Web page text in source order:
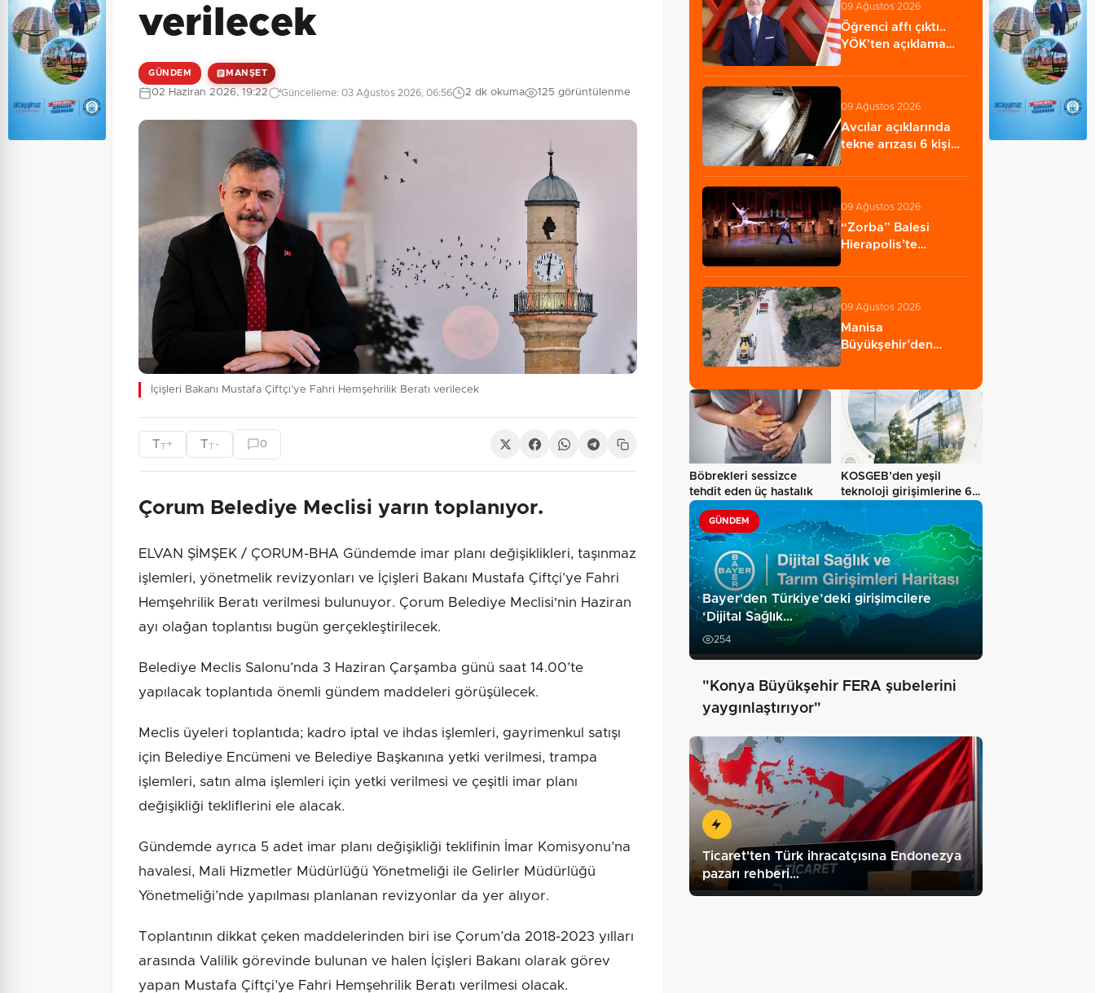
verilecek
GÜNDEM MANŞET
02 Haziran 2026, 19:22 Güncelleme: 03 Ağustos 2026, 06:56 2 dk okuma 125 görüntülenme
İçişleri Bakanı Mustafa Çiftçi’ye Fahri Hemşehrilik Beratı verilecek
TT+ TT - 0
Çorum Belediye Meclisi yarın toplanıyor.
ELVAN ŞİMŞEK / ÇORUM-BHA Gündemde imar planı değişiklikleri, taşınmaz
işlemleri, yönetmelik revizyonları ve İçişleri Bakanı Mustafa Çiftçi’ye Fahri
Hemşehrilik Beratı verilmesi bulunuyor. Çorum Belediye Meclisi'nin Haziran
ayı olağan toplantısı bugün gerçekleştirilecek.
Belediye Meclis Salonu’nda 3 Haziran Çarşamba günü saat 14.00’te
yapılacak toplantıda önemli gündem maddeleri görüşülecek.
Meclis üyeleri toplantıda; kadro iptal ve ihdas işlemleri, gayrimenkul satışı
için Belediye Encümeni ve Belediye Başkanına yetki verilmesi, trampa
işlemleri, satın alma işlemleri için yetki verilmesi ve çeşitli imar planı
değişikliği tekliflerini ele alacak.
Gündemde ayrıca 5 adet imar planı değişikliği teklifinin İmar Komisyonu’na
havalesi, Mali Hizmetler Müdürlüğü Yönetmeliği ile Gelirler Müdürlüğü
Yönetmeliği’nde yapılması planlanan revizyonlar da yer alıyor.
Toplantının dikkat çeken maddelerinden biri ise Çorum’da 2018-2023 yılları
arasında Valilik görevinde bulunan ve halen İçişleri Bakanı olarak görev
yapan Mustafa Çiftçi’ye Fahri Hemşehrilik Beratı verilmesi olacak.
09 Ağustos 2026
Öğrenci affı çıktı..
YÖK'ten açıklama
09 Ağustos 2026
Avcılar açıklarında
tekne arızası 6 kişi
09 Ağustos 2026
“Zorba” Balesi
Hierapolis’te
09 Ağustos 2026
Manisa
Büyükşehir’den
Böbrekleri sessizce
tehdit eden üç hastalık
KOSGEB’den yeşil
teknoloji girişimlerine 6,5
milyon…
GÜNDEM
Bayer'den Türkiye’deki girişimcilere
‘Dijital Sağlık…
254
"Konya Büyükşehir FERA şubelerini
yaygınlaştırıyor"
Ticaret'ten Türk ihracatçısına Endonezya
pazarı rehberi…